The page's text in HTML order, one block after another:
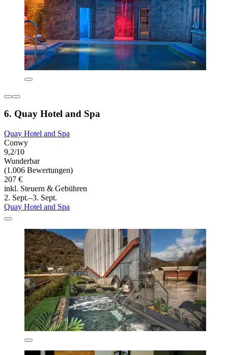
6. Quay Hotel and Spa
Quay Hotel and Spa
Conwy
9,2/10
Wunderbar
(1.006 Bewertungen)
207 €
inkl. Steuern & Gebühren
2. Sept.–3. Sept.
Quay Hotel and Spa